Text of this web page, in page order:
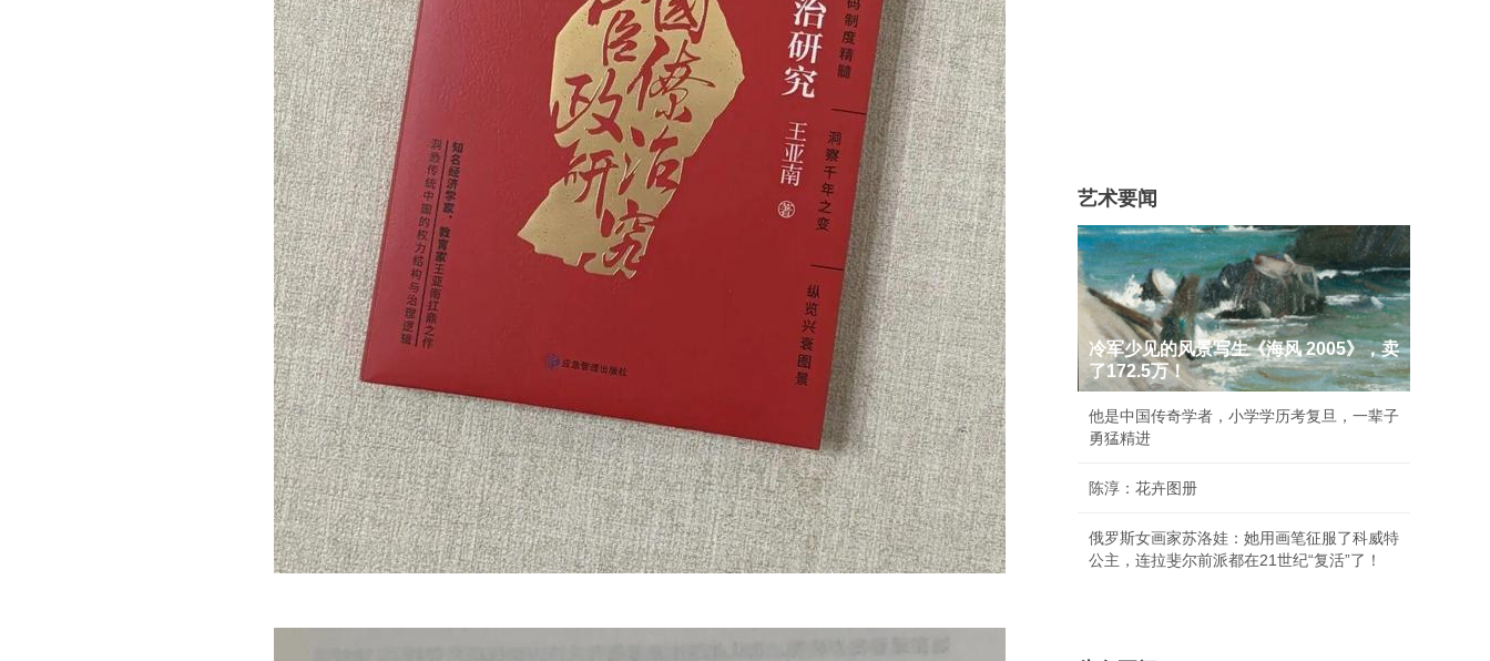
艺术要闻
冷军少见的风景写生《海风 2005》，卖
了172.5万！
他是中国传奇学者，小学学历考复旦，一辈子
勇猛精进
陈淳：花卉图册
俄罗斯女画家苏洛娃：她用画笔征服了科威特
公主，连拉斐尔前派都在21世纪“复活”了！